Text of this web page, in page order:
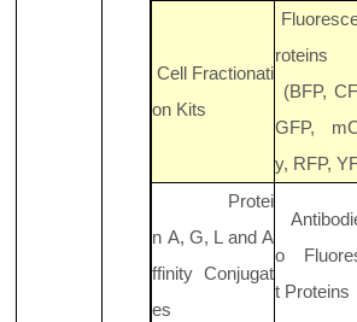
Cell Fractionati
on Kits
roteins
(BFP,
GFP,
y, RFP,
Protei
n A, G, L and A
ffinity Conjugat
es
o
t Proteins